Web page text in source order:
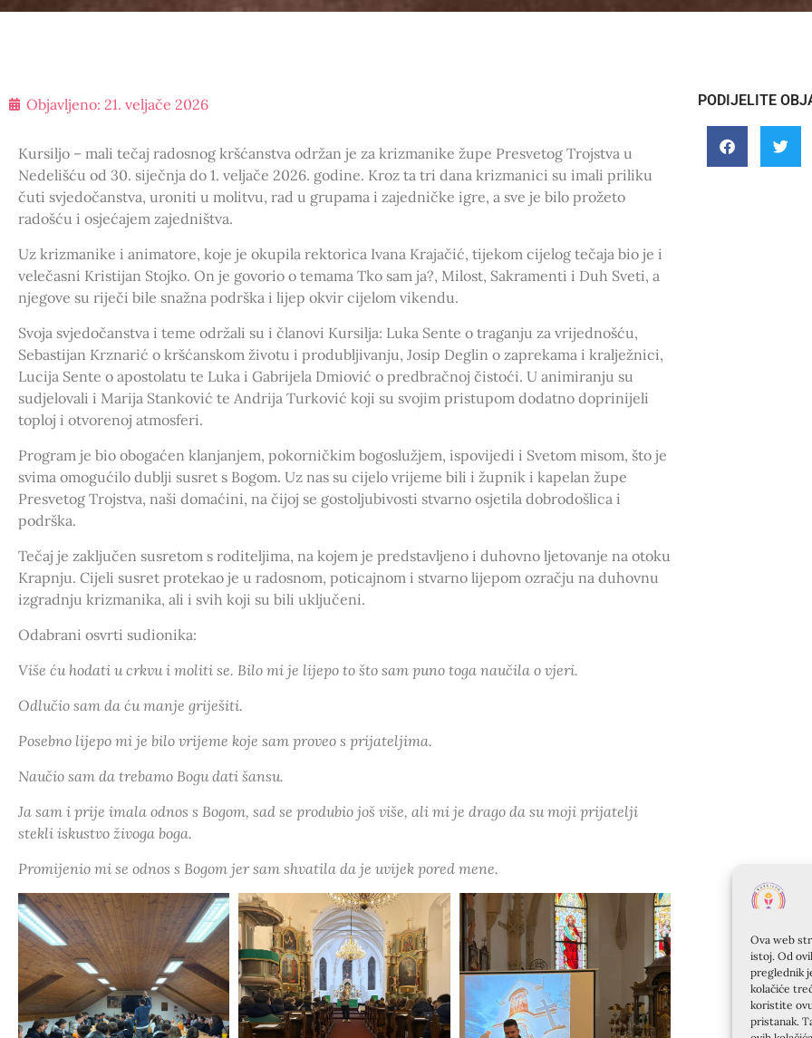
Ova web
istoj. Od
preglednik
kolačiće
koristite
pristanak.
Objavljeno: 21. veljače 2026
Kursiljo – mali tečaj radosnog kršćanstva održan je za krizmanike župe Presvetog Trojstva u
Nedelišću od 30. siječnja do 1. veljače 2026. godine. Kroz ta tri dana krizmanici su imali priliku
čuti svjedočanstva, uroniti u molitvu, rad u grupama i zajedničke igre, a sve je bilo prožeto
radošću i osjećajem zajedništva.
Uz krizmanike i animatore, koje je okupila rektorica Ivana Krajačić, tijekom cijelog tečaja bio je i
velečasni Kristijan Stojko. On je govorio o temama Tko sam ja?, Milost, Sakramenti i Duh Sveti, a
njegove su riječi bile snažna podrška i lijep okvir cijelom vikendu.
Svoja svjedočanstva i teme održali su i članovi Kursilja: Luka Sente o traganju za vrijednošću,
Sebastijan Krznarić o kršćanskom životu i produbljivanju, Josip Deglin o zaprekama i kralježnici,
Lucija Sente o apostolatu te Luka i Gabrijela Dmiović o predbračnoj čistoći. U animiranju su
sudjelovali i Marija Stanković te Andrija Turković koji su svojim pristupom dodatno doprinijeli
toploj i otvorenoj atmosferi.
Program je bio obogaćen klanjanjem, pokorničkim bogoslužjem, ispovijedi i Svetom misom, što je
svima omogućilo dublji susret s Bogom. Uz nas su cijelo vrijeme bili i župnik i kapelan župe
Presvetog Trojstva, naši domaćini, na čijoj se gostoljubivosti stvarno osjetila dobrodošlica i
podrška.
Tečaj je zaključen susretom s roditeljima, na kojem je predstavljeno i duhovno ljetovanje na otoku
Krapnju. Cijeli susret protekao je u radosnom, poticajnom i stvarno lijepom ozračju na duhovnu
izgradnju krizmanika, ali i svih koji su bili uključeni.
Odabrani osvrti sudionika:
Više ću hodati u crkvu i moliti se. Bilo mi je lijepo to što sam puno toga naučila o vjeri.
Odlučio sam da ću manje griješiti.
Posebno lijepo mi je bilo vrijeme koje sam proveo s prijateljima.
Naučio sam da trebamo Bogu dati šansu.
Ja sam i prije imala odnos s Bogom, sad se produbio još više, ali mi je drago da su moji prijatelji
stekli iskustvo živoga boga.
Promijenio mi se odnos s Bogom jer sam shvatila da je uvijek pored mene.
PODIJELITE